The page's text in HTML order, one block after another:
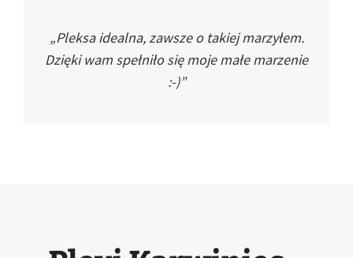
„Pleksa idealna, zawsze o takiej marzyłem.
Dzięki wam spełniło się moje małe marzenie
:-)”